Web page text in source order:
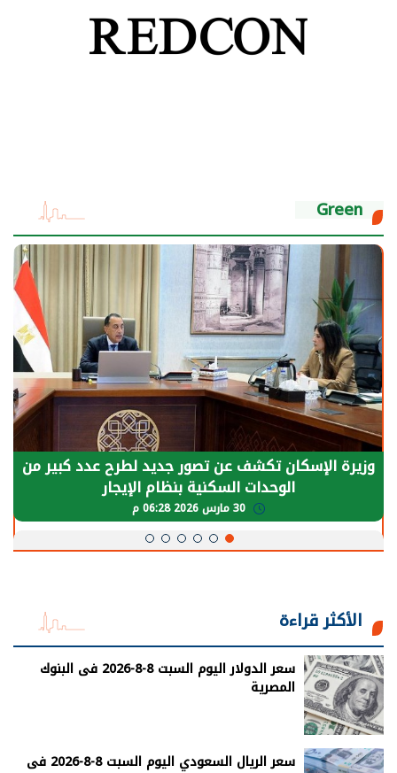
Green
عن تصور جديد لطرح عدد كبير من
السكنية بنظام الإيجار
الرئيس
الأكثر قراءة
سعر الدولار اليوم السبت 8-8-2026 فى البنوك
المصرية
سعر الريال السعودي اليوم السبت 8-8-2026 فى